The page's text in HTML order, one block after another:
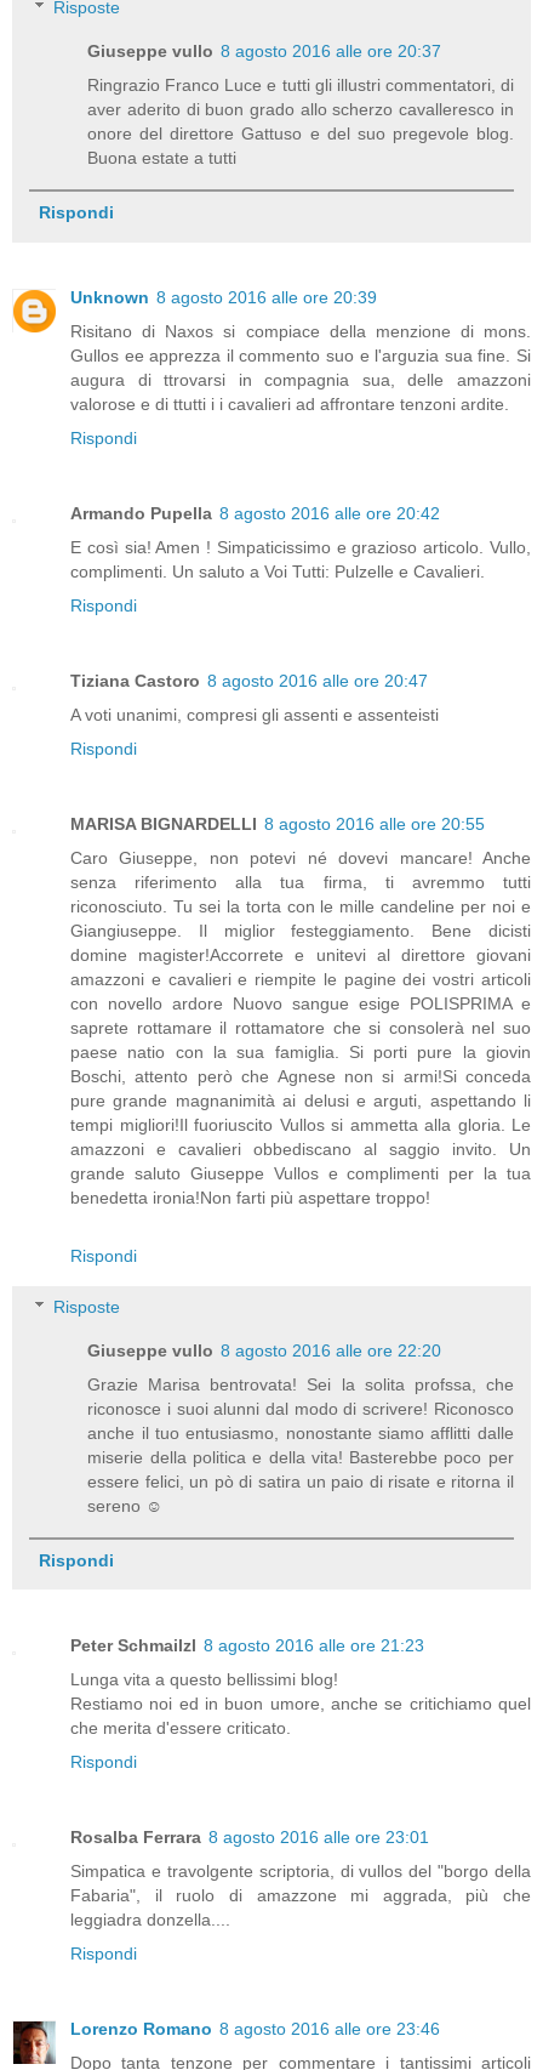
Risposte
Giuseppe vullo 8 agosto 2016 alle ore 20:37
Ringrazio Franco Luce e tutti gli illustri commentatori, di
aver aderito di buon grado allo scherzo cavalleresco in
onore del direttore Gattuso e del suo pregevole blog.
Buona estate a tutti
Rispondi
Unknown 8 agosto 2016 alle ore 20:39
Risitano di Naxos si compiace della menzione di mons.
Gullos ee apprezza il commento suo e l'arguzia sua fine. Si
augura di ttrovarsi in compagnia sua, delle amazzoni
valorose e di ttutti i i cavalieri ad affrontare tenzoni ardite.
Rispondi
Armando Pupella 8 agosto 2016 alle ore 20:42
E così sia! Amen ! Simpaticissimo e grazioso articolo. Vullo,
complimenti. Un saluto a Voi Tutti: Pulzelle e Cavalieri.
Rispondi
Tiziana Castoro 8 agosto 2016 alle ore 20:47
A voti unanimi, compresi gli assenti e assenteisti
Rispondi
MARISA BIGNARDELLI 8 agosto 2016 alle ore 20:55
Caro Giuseppe, non potevi né dovevi mancare! Anche
senza riferimento alla tua firma, ti avremmo tutti
riconosciuto. Tu sei la torta con le mille candeline per noi e
Giangiuseppe. Il miglior festeggiamento. Bene dicisti
domine magister!Accorrete e unitevi al direttore giovani
amazzoni e cavalieri e riempite le pagine dei vostri articoli
con novello ardore Nuovo sangue esige POLISPRIMA e
saprete rottamare il rottamatore che si consolerà nel suo
paese natio con la sua famiglia. Si porti pure la giovin
Boschi, attento però che Agnese non si armi!Si conceda
pure grande magnanimità ai delusi e arguti, aspettando li
tempi migliori!Il fuoriuscito Vullos si ammetta alla gloria. Le
amazzoni e cavalieri obbediscano al saggio invito. Un
grande saluto Giuseppe Vullos e complimenti per la tua
benedetta ironia!Non farti più aspettare troppo!
Rispondi
Risposte
Giuseppe vullo 8 agosto 2016 alle ore 22:20
Grazie Marisa bentrovata! Sei la solita profssa, che
riconosce i suoi alunni dal modo di scrivere! Riconosco
anche il tuo entusiasmo, nonostante siamo afflitti dalle
miserie della politica e della vita! Basterebbe poco per
essere felici, un pò di satira un paio di risate e ritorna il
sereno ☺
Rispondi
Peter Schmailzl 8 agosto 2016 alle ore 21:23
Lunga vita a questo bellissimi blog!
Restiamo noi ed in buon umore, anche se critichiamo quel
che merita d'essere criticato.
Rispondi
Rosalba Ferrara 8 agosto 2016 alle ore 23:01
Simpatica e travolgente scriptoria, di vullos del "borgo della
Fabaria", il ruolo di amazzone mi aggrada, più che
leggiadra donzella....
Rispondi
Lorenzo Romano 8 agosto 2016 alle ore 23:46
Dopo tanta tenzone per commentare i tantissimi articoli